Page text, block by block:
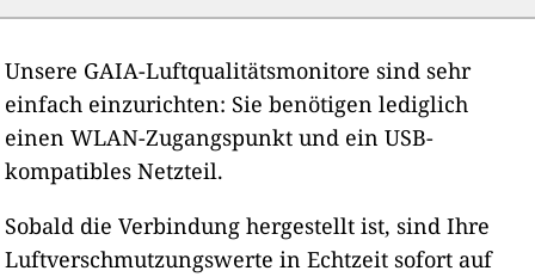
Unsere GAIA-Luftqualitätsmonitore sind sehr
einfach einzurichten: Sie benötigen lediglich
einen WLAN-Zugangspunkt und ein USB-
kompatibles Netzteil.
Sobald die Verbindung hergestellt ist, sind Ihre
Luftverschmutzungswerte in Echtzeit sofort auf